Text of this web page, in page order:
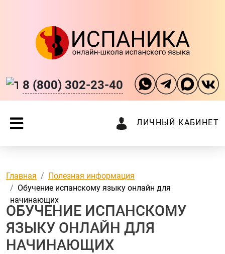
8 (800) 302-23-40
ЛИЧНЫЙ КАБИНЕТ
Главная
Полезная информация
Обучение испанскому языку онлайн для
начинающих
ОБУЧЕНИЕ ИСПАНСКОМУ
ЯЗЫКУ ОНЛАЙН ДЛЯ
НАЧИНАЮЩИХ